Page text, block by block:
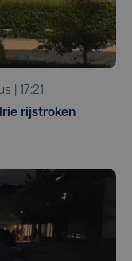
| 17:21
rijstroken